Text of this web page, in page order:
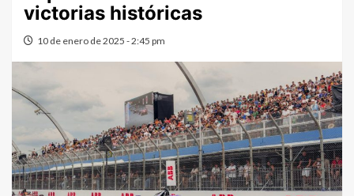
victorias históricas
10 de enero de 2025 - 2:45 pm